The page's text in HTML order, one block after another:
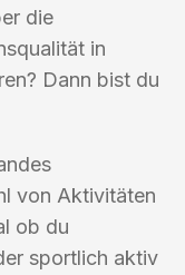
die
in
Dann bist du
von Aktivitäten
ob du
sportlich aktiv